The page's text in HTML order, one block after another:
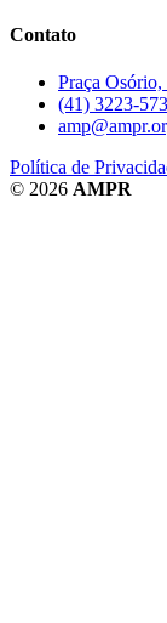
Contato
Praça
(41) 3223-
Política de
© 2026 AMPR